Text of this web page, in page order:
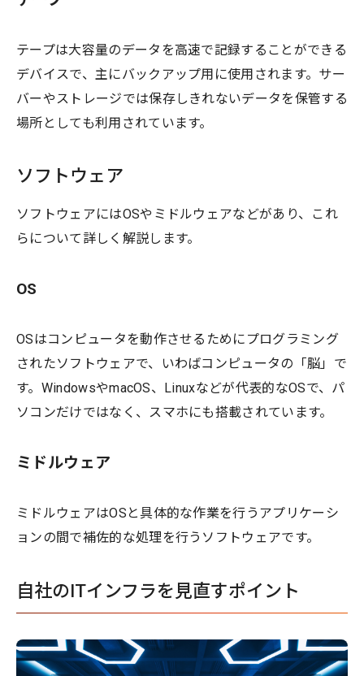
テープは大容量のデータを高速で記録することができる
デバイスで、主にバックアップ用に使用されます。サー
バーやストレージでは保存しきれないデータを保管する
場所としても利用されています。
ソフトウェア
ソフトウェアにはOSやミドルウェアなどがあり、これ
らについて詳しく解説します。
OS
OSはコンピュータを動作させるためにプログラミング
されたソフトウェアで、いわばコンピュータの「脳」で
す。WindowsやmacOS、Linuxなどが代表的なOSで、パ
ソコンだけではなく、スマホにも搭載されています。
ミドルウェア
ミドルウェアはOSと具体的な作業を行うアプリケーシ
ョンの間で補佐的な処理を行うソフトウェアです。
自社のITインフラを見直すポイント